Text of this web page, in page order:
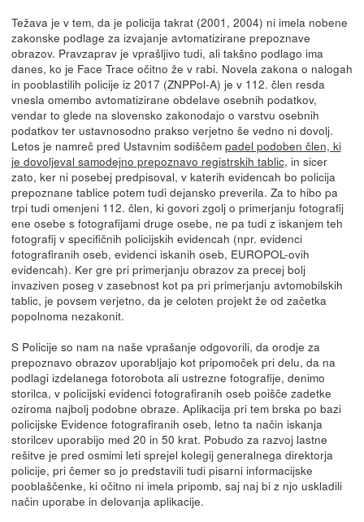
Težava je v tem, da je policija takrat (2001, 2004) ni imela nobene
zakonske podlage za izvajanje avtomatizirane prepoznave
obrazov. Pravzaprav je vprašljivo tudi, ali takšno podlago ima
danes, ko je Face Trace očitno že v rabi. Novela zakona o nalogah
in pooblastilih policije iz 2017 (ZNPPol-A) je v 112. člen resda
vnesla omembo avtomatizirane obdelave osebnih podatkov,
vendar to glede na slovensko zakonodajo o varstvu osebnih
podatkov ter ustavnosodno prakso verjetno še vedno ni dovolj.
Letos je namreč pred Ustavnim sodiščem padel podoben člen, ki
je dovoljeval samodejno prepoznavo registrskih tablic, in sicer
zato, ker ni posebej predpisoval, v katerih evidencah bo policija
prepoznane tablice potem tudi dejansko preverila. Za to hibo pa
trpi tudi omenjeni 112. člen, ki govori zgolj o primerjanju fotografij
ene osebe s fotografijami druge osebe, ne pa tudi z iskanjem teh
fotografij v specifičnih policijskih evidencah (npr. evidenci
fotografiranih oseb, evidenci iskanih oseb, EUROPOL-ovih
evidencah). Ker gre pri primerjanju obrazov za precej bolj
invaziven poseg v zasebnost kot pa pri primerjanju avtomobilskih
tablic, je povsem verjetno, da je celoten projekt že od začetka
popolnoma nezakonit.
S Policije so nam na naše vprašanje odgovorili, da orodje za
prepoznavo obrazov uporabljajo kot pripomoček pri delu, da na
podlagi izdelanega fotorobota ali ustrezne fotografije, denimo
storilca, v policijski evidenci fotografiranih oseb poišče zadetke
oziroma najbolj podobne obraze. Aplikacija pri tem brska po bazi
policijske Evidence fotografiranih oseb, letno ta način iskanja
storilcev uporabijo med 20 in 50 krat. Pobudo za razvoj lastne
rešitve je pred osmimi leti sprejel kolegij generalnega direktorja
policije, pri čemer so jo predstavili tudi pisarni informacijske
pooblaščenke, ki očitno ni imela pripomb, saj naj bi z njo uskladili
način uporabe in delovanja aplikacije.